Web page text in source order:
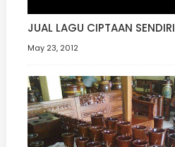
JUAL LAGU CIPTAAN SENDIRI
May 23, 2012